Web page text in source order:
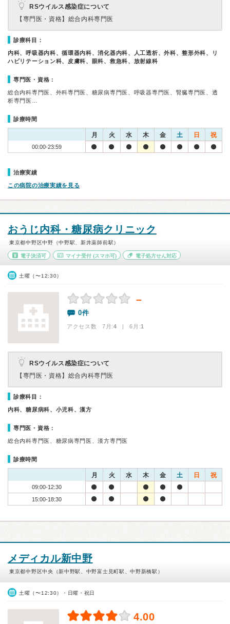
RSウイルス感染症について
【専門医・資格】 総合内科専門医
診療科目：
内科、呼吸器内科、循環器内科、消化器内科、人工透析、外科、整形外科、リ
ハビリテーション科、皮膚科、眼科、救急科、放射線科
専門医・資格：
総合内科専門医、外科専門医、糖尿病専門医、呼吸器専門医、腎臓専門医、透
析専門医…
診療時間
月 火 水 木 金 土 日 祝
00:00-23:59
治療実績
この病院の治療実績を見る
おうじ内科・糖尿病クリニック
東京都中野区中野（中野駅、新井薬師前駅）
電子決済可 マイナ受付(スマホ可) 電子処方せん対応
土曜（〜12:30）
－
0件
アクセス数 7月:4 | 6月:1
RSウイルス感染症について
【専門医・資格】 総合内科専門医
診療科目：
内科、糖尿病科、小児科、漢方
専門医・資格：
総合内科専門医、糖尿病専門医、漢方専門医
診療時間
月 火 水 木 金 土 日 祝
09:00-12:30
15:00-18:30
メディカル新中野
東京都中野区中央（新中野駅、中野富士見町駅、中野新橋駅）
土曜（〜12:30）・日曜・祝日
4.00